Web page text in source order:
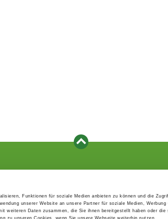
Funktionen für soziale Medien anbieten zu können und die
unserer Website an unsere Partner für soziale Medien, Werbung
weiteren Daten zusammen, die Sie ihnen bereitgestellt haben oder die
Supra-regional events VDH/FCI
Events calender
Paymentsystem
Forms,
directories